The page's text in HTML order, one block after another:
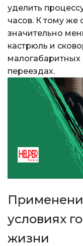
уделить
часов. К тому
значительно
кастрюль и
малогабаритных
переездах.
условиях
жизни